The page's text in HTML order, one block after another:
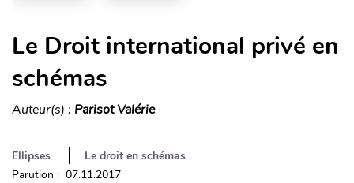
Le Droit international privé en
schémas
Auteur(s) : Parisot Valérie
Ellipses
Le droit en schémas
Parution : 07.11.2017